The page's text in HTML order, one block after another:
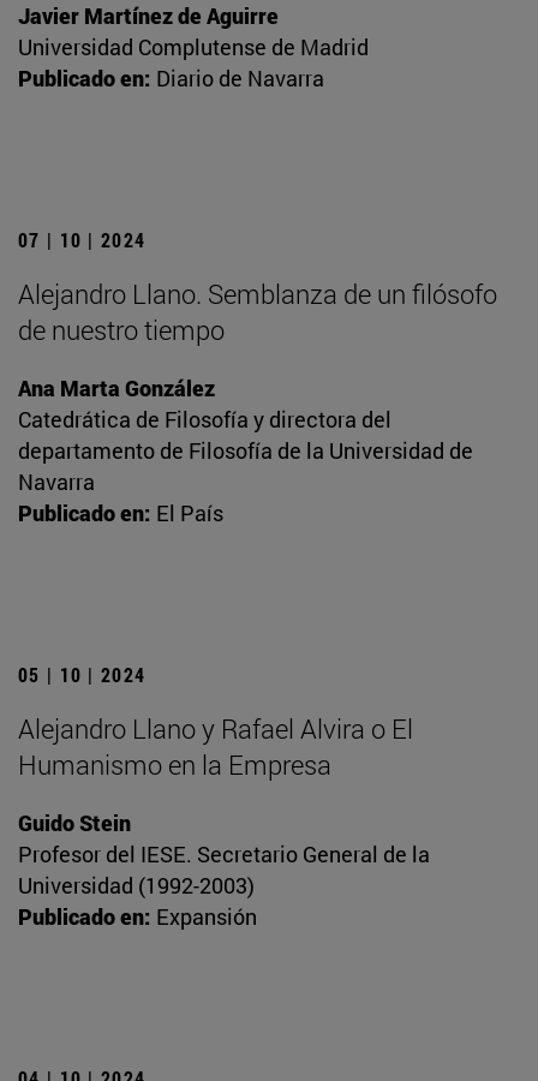
Javier Martínez de Aguirre
Universidad Complutense de Madrid
Publicado en: Diario de Navarra
07 | 10 | 2024
Alejandro Llano. Semblanza de un filósofo
de nuestro tiempo
Ana Marta González
Catedrática de Filosofía y directora del
departamento de Filosofía de la Universidad de
Navarra
Publicado en: El País
05 | 10 | 2024
Alejandro Llano y Rafael Alvira o El
Humanismo en la Empresa
Guido Stein
Profesor del IESE. Secretario General de la
Universidad (1992-2003)
Publicado en: Expansión